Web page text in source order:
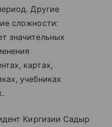
Другие
сложности:
значительных
картах,
учебниках
Киргизии Садыр